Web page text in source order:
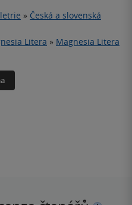
» Česká a slovenská
Litera » Magnesia Litera